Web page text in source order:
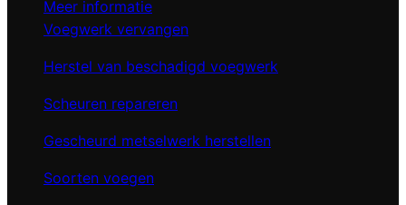
Meer informatie
Voegwerk vervangen
Herstel van beschadigd voegwerk
Scheuren repareren
Gescheurd metselwerk herstellen
Soorten voegen